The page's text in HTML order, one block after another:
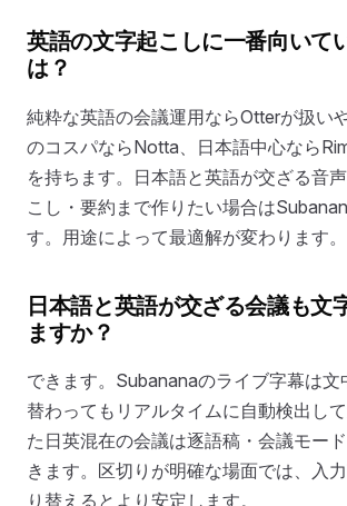
英語の文字起こしに一番向いて
は？
純粋な英語の会議運用ならOtterが扱い
のコスパならNotta、日本語中心なら
を持ちます。日本語と英語が交ざる音
こし・要約まで作りたい場合は
す。用途によって最適解が変わります。
日本語と英語が交ざる会議も文
ますか？
できます。Subananaのライブ字幕は文
替わってもリアルタイムに自動検出し
た日英混在の会議は逐語稿・会議モー
きます。区切りが明確な場面では、入
り替えるとより安定します。